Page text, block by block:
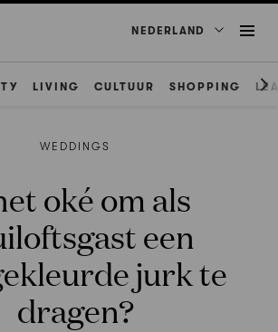
NEDERLAND
LIVING CULTUUR SHOPPING
WEDDINGS
oké om als
een
jurk te
dragen?